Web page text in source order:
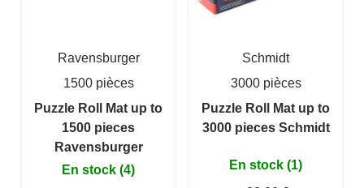
Ravensburger
1500 pièces
Puzzle Roll Mat up to
1500 pieces
Ravensburger
En stock (4)
Schmidt
3000 pièces
Puzzle Roll Mat up to
3000 pieces Schmidt
En stock (1)